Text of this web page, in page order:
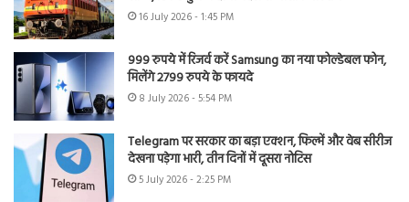
16 July 2026 - 1:45 PM
999 रुपये में रिजर्व करें Samsung का नया फोल्डेबल फोन,
मिलेंगे 2799 रुपये के फायदे
8 July 2026 - 5:54 PM
Telegram पर सरकार का बड़ा एक्शन, फिल्में और वेब सीरीज
देखना पड़ेगा भारी, तीन दिनों में दूसरा नोटिस
5 July 2026 - 2:25 PM